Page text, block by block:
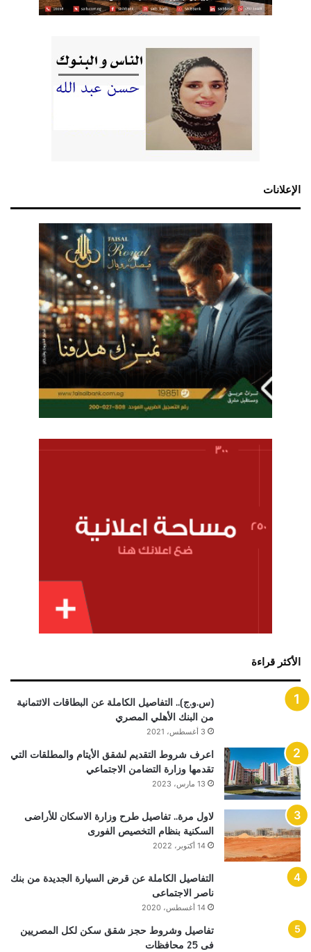
الإعلانات
الأكثر قراءة
(س.و.ج).. التفاصيل الكاملة عن البطاقات الائتمانية
من البنك الأهلي المصري
3 أغسطس، 2021
اعرف شروط التقديم لشقق الأيتام والمطلقات التي
تقدمها وزارة التضامن الاجتماعي
13 مارس، 2023
لاول مرة.. تفاصيل طرح وزارة الاسكان للأراضى
السكنية بنظام التخصيص الفورى
14 أكتوبر، 2022
التفاصيل الكاملة عن قرض السيارة الجديدة من بنك
ناصر الاجتماعى
14 أغسطس، 2020
تفاصيل وشروط حجز شقق سكن لكل المصريين
فى 25 محافظات